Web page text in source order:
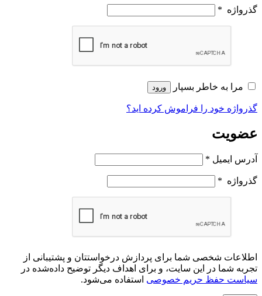
گذرواژه *
مرا به خاطر بسپار ورود
گذرواژه خود را فراموش کرده اید؟
عضویت
آدرس ایمیل *
گذرواژه *
اطلاعات شخصی شما برای پردازش درخواستتان و پشتیبانی از
تجربه شما در این سایت، و برای اهداف دیگر توضیح داده‌شده در
سیاست حفظ حریم خصوصی استفاده می‌شود.